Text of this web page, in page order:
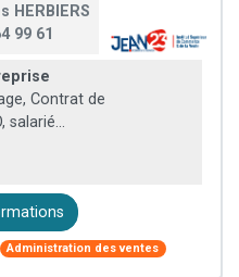
HERBIERS
99 61
Contrat de
salarié...
Administration des ventes